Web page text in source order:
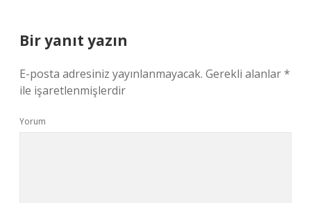
Bir yanıt yazın
E-posta adresiniz yayınlanmayacak. Gerekli alanlar*
ile işaretlenmişlerdir
Yorum